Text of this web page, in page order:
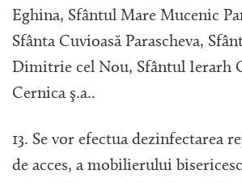
Eghina, Sfântul Mare Mucenic
Sfânta Cuvioasă Parascheva,
Dimitrie cel Nou, Sfântul Ierarh
Cernica ş.a..
13. Se vor efectua dezinfectarea
de acces, a mobilierului